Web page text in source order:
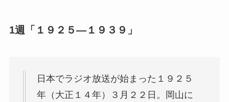
1週「１９２５―１９３９」
日本でラジオ放送が始まった１９２５
年（大正１４年）３月２２日。岡山に